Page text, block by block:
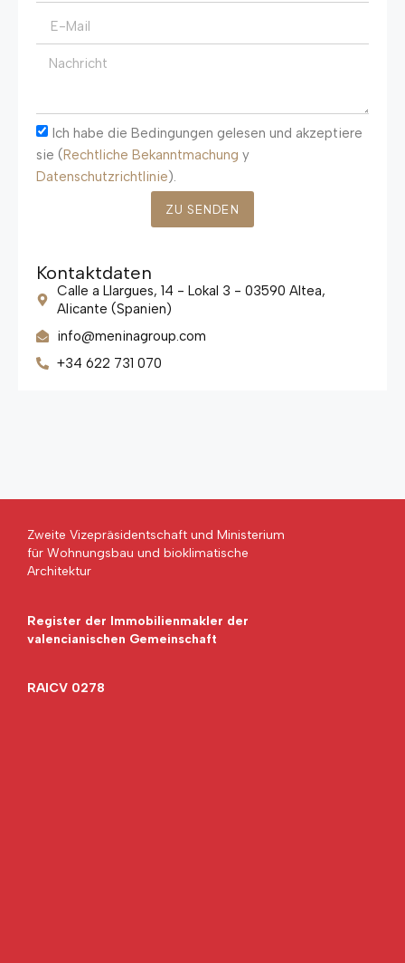
Ich habe die Bedingungen gelesen und akzeptiere
sie (Rechtliche Bekanntmachung y
Datenschutzrichtlinie).
ZU SENDEN
Kontaktdaten
Calle a Llargues, 14 - Lokal 3 - 03590 Altea,
Alicante (Spanien)
info@meninagroup.com
+34 622 731 070
Zweite Vizepräsidentschaft und Ministerium
für Wohnungsbau und bioklimatische
Architektur
Register der Immobilienmakler der
valencianischen Gemeinschaft
RAICV 0278